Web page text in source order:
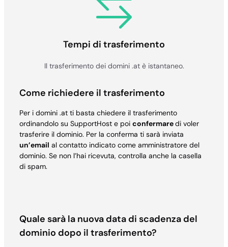
Tempi di trasferimento
Il trasferimento dei domini .at è istantaneo.
Come richiedere il trasferimento
Per i domini .at ti basta chiedere il trasferimento
ordinandolo su SupportHost e poi confermaredi voler
trasferire il dominio. Per la conferma ti sarà inviata
un’email al contatto indicato come amministratore del
dominio. Se non l’hai ricevuta, controlla anche la casella
di spam.
Quale sarà la nuova data di scadenza del
dominio dopo il trasferimento?